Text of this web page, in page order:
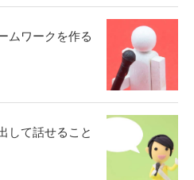
ムワークを作る
して話せること